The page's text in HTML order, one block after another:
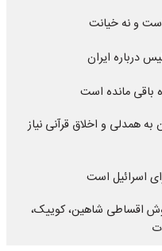
و نه خیانت
درباره ایران
باقی مانده است
همدلی و اخلاق قرآنی نیاز
اسرائیل است
اقساطی شاهین، کوییک،